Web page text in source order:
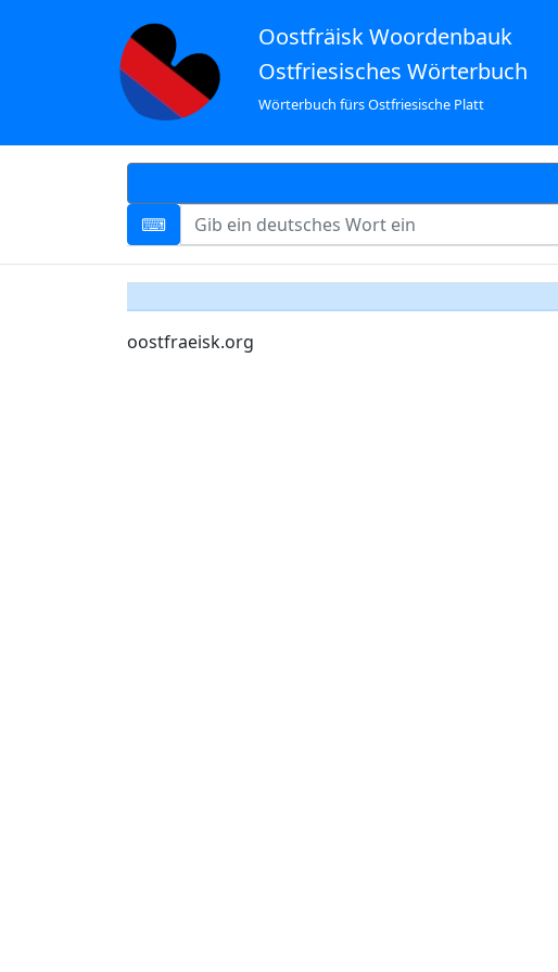
Oostfräisk Woordenbauk
Ostfriesisches Wörterbuch
Wörterbuch fürs Ostfriesische Platt
oostfraeisk.org